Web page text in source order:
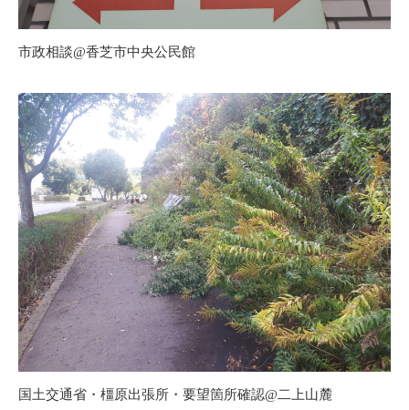
市政相談@香芝市中央公民館
国土交通省・橿原出張所・要望箇所確認@二上山麓